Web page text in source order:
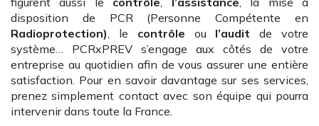
disposition de PCR (Personne Compétente en
Radioprotection), le contrôle ou l’audit de votre
système… PCRxPREV s’engage aux côtés de votre
entreprise au quotidien afin de vous assurer une entière
satisfaction. Pour en savoir davantage sur ses services,
prenez simplement contact avec son équipe qui pourra
intervenir dans toute la France.